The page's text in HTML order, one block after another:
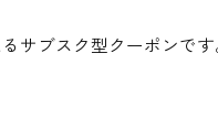
サブスク型クーポンで